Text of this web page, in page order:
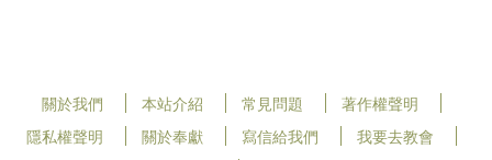
關於我們 本站介紹 常見問題
著作權聲明
隱私權聲明
關於奉獻 寫信給我們
我要去教會